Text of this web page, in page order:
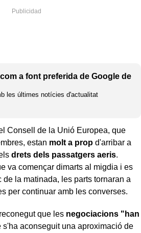
com a font preferida de Google de
les últimes notícies d'actualitat
Consell de la Unió Europea, que
estan molt a prop d'arribar a
drets dels passatgers aeris.
va començar dimarts al migdia i es
la matinada, les parts tornaran a
per continuar amb les converses.
que les negociacions "han
s'ha aconseguit una aproximació de